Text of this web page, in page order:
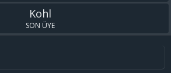
Kohl
SON ÜYE